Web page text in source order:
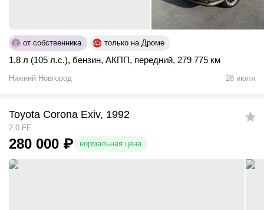
от собственника только на Дроме
1.8 л (105 л.с.), бензин, АКПП, передний, 279 775 км
Нижний Новгород 28 июля
Toyota Corona Exiv, 1992
2.0 FE
280 000 ₽ нормальная цена